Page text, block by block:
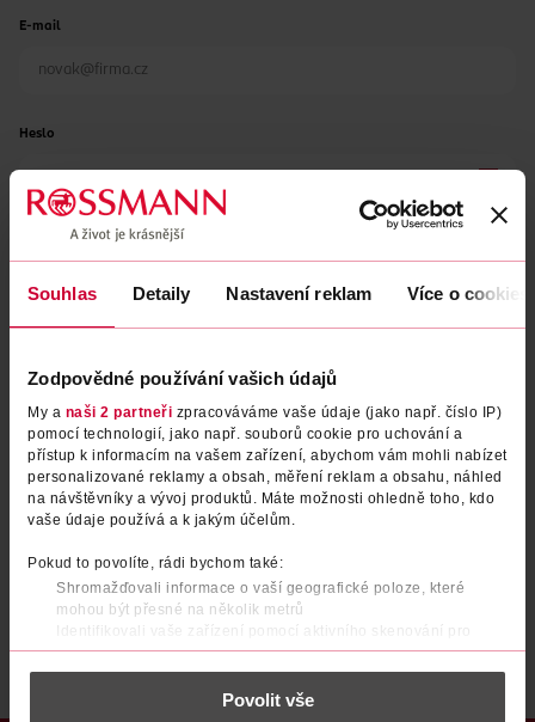
Souhlas Detaily Nastavení reklam Více o cookies
Zodpovědné používání vašich údajů
My a naši 2 partneři zpracováváme vaše údaje (jako např. číslo IP)
pomocí technologií, jako např. souborů cookie pro uchování a
přístup k informacím na vašem zařízení, abychom vám mohli nabízet
personalizované reklamy a obsah, měření reklam a obsahu, náhled
na návštěvníky a vývoj produktů. Máte možnosti ohledně toho, kdo
vaše údaje používá a k jakým účelům.
Pokud to povolíte, rádi bychom také:
Shromažďovali informace o vaší geografické poloze, které
mohou být přesné na několik metrů
Identifikovali vaše zařízení pomocí aktivního skenování pro
konkrétní charakteristiky (otisk prstu)
Zjistěte více o tom, jak zpracováváme vaše osobní údaje, a nastavte
části s podrobnostmi . Svůj souhlas můžete kdykoliv
Povolit vše
E-mail
Heslo
Zapomenuté heslo
PŘIHLÁSIT SE
Po registraci se stáváte členem ROSSMANN CLUBu a můžete čerpat výhody naplno. Zjistit více